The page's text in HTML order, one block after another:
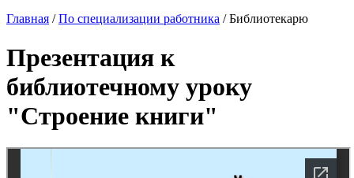
Главная /По специализации работника /Библиотекарю
Презентация к
библиотечному уроку
"Строение книги"